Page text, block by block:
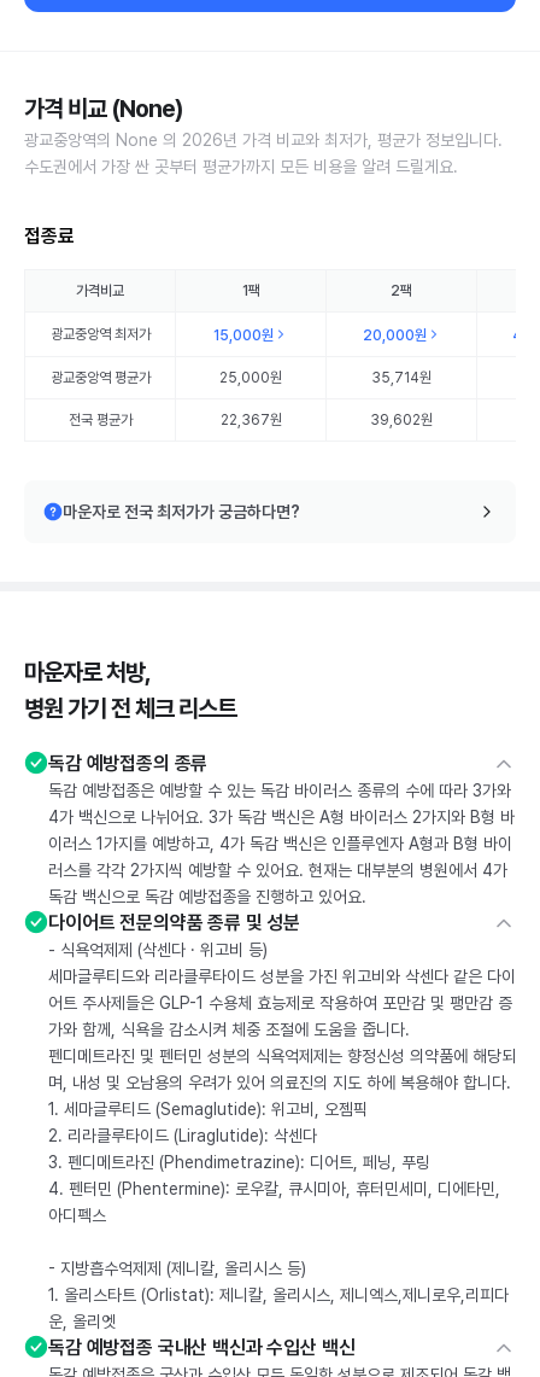
가격 비교 (None)
광교중앙역의 None 의 2026년 가격 비교와 최저가, 평균가 정보입니다.
수도권에서 가장 싼 곳부터 평균가까지 모든 비용을 알려 드릴게요.
접종료
가격비교 1팩 2팩
광교중앙역최저가 15,000원 20,000원
광교중앙역평균가 25,000원 35,714원
전국 평균가 22,367원 39,602원
마운자로 전국 최저가가 궁금하다면?
마운자로 처방,
병원 가기 전 체크 리스트
독감 예방접종의 종류
독감 예방접종은 예방할 수 있는 독감 바이러스 종류의 수에 따라 3가와
4가 백신으로 나뉘어요. 3가 독감 백신은 A형 바이러스 2가지와 B형 바
이러스 1가지를 예방하고, 4가 독감 백신은 인플루엔자 A형과 B형 바이
러스를 각각 2가지씩 예방할 수 있어요. 현재는 대부분의 병원에서 4가
독감 백신으로 독감 예방접종을 진행하고 있어요.
다이어트 전문의약품 종류 및 성분
- 식욕억제제 (삭센다 · 위고비 등)
세마글루티드와 리라클루타이드 성분을 가진 위고비와 삭센다 같은 다이
어트 주사제들은 GLP-1 수용체 효능제로 작용하여 포만감 및 팽만감 증
가와 함께, 식욕을 감소시켜 체중 조절에 도움을 줍니다.
펜디메트라진 및 펜터민 성분의 식욕억제제는 향정신성 의약품에 해당되
며, 내성 및 오남용의 우려가 있어 의료진의 지도 하에 복용해야 합니다.
1. 세마글루티드 (Semaglutide): 위고비, 오젬픽
2. 리라클루타이드 (Liraglutide): 삭센다
3. 펜디메트라진 (Phendimetrazine): 디어트, 페닝, 푸링
4. 펜터민 (Phentermine): 로우칼, 큐시미아, 휴터민세미, 디에타민,
아디펙스
- 지방흡수억제제 (제니칼, 올리시스 등)
1. 올리스타트 (Orlistat): 제니칼, 올리시스, 제니엑스,제니로우,리피다
운, 올리엣
독감 예방접종 국내산 백신과 수입산 백신